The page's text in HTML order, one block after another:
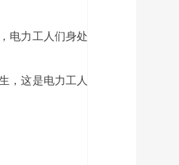
电力工人们身处
，这是电力工人